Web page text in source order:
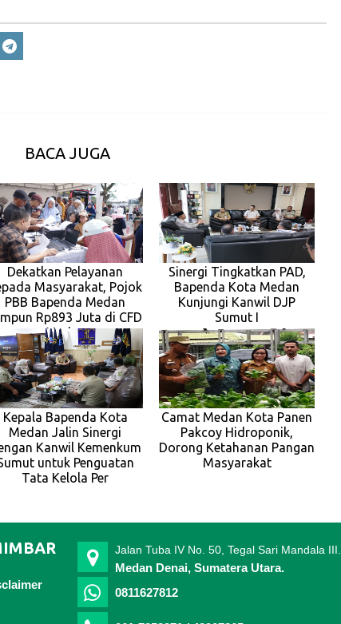
BACA JUGA
Dekatkan Pelayanan
Masyarakat, Pojok
PBB Bapenda Medan
Rp893 Juta di CFD
Medan
Sinergi Tingkatkan PAD,
Bapenda Kota Medan
Kunjungi Kanwil DJP
Sumut I
Kepala Bapenda Kota
Medan Jalin Sinergi
Kanwil Kemenkum
untuk Penguatan
Tata Kelola Per
Camat Medan Kota Panen
Pakcoy Hidroponik,
Dorong Ketahanan Pangan
Masyarakat
Jalan Tuba IV No. 50, Tegal Sari Mandala III.
Medan Denai, Sumatera Utara.
0811627812